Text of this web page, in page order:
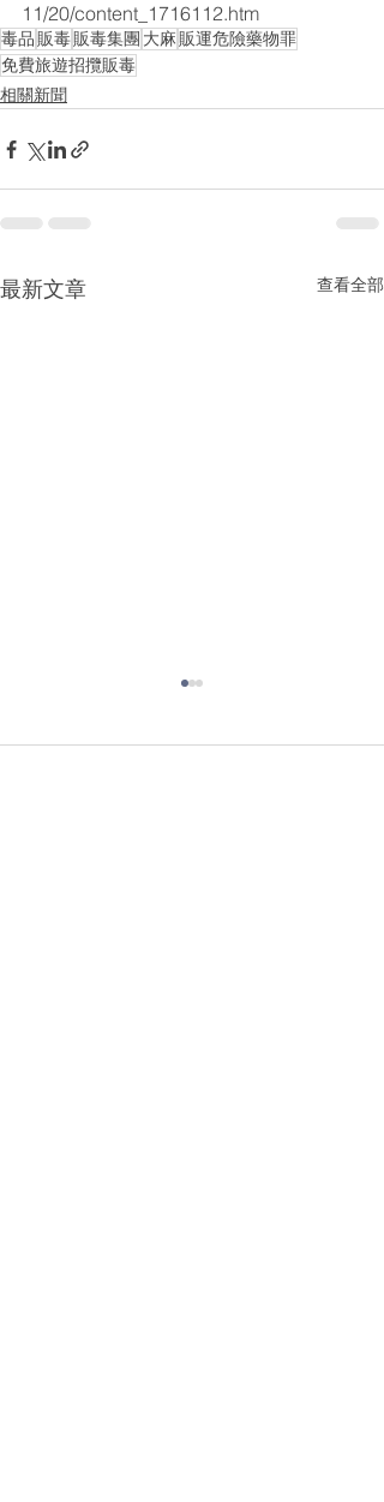
11/20/content_1716112.htm
毒品販毒販毒集團 大麻販運危險藥物罪
免費旅遊招攬販毒
相關新聞
最新文章 查看全部